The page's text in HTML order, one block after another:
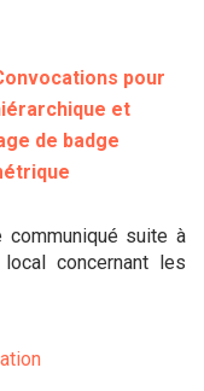
pour
et
de badge
communiqué suite à
concernant les